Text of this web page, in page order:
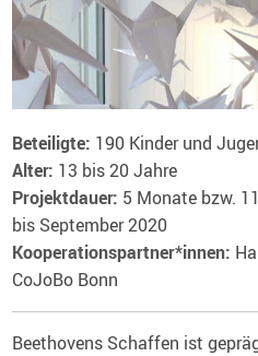
Beteiligte: 190 Kinder und
Alter: 13 bis 20 Jahre
Projektdauer: 5 Monate bzw.
bis September 2020
Kooperationspartner*innen:
CoJoBo Bonn
Beethovens Schaffen ist